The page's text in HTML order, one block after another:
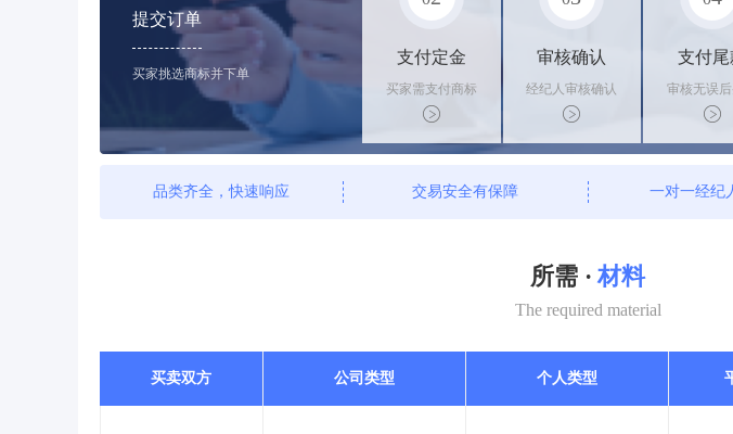
提交订单
买家挑选商标并下单
支付定金
买家需支付商标
标价的10%的购
买订金
审核确认
经纪人审核确认
商标状态
支付尾
审核无误
支付尾款，
办理相关
品类齐全，快速响应 交易安全有保障 一对一经纪
所需 · 材料
The required material
买卖双方 公司类型 个人类型